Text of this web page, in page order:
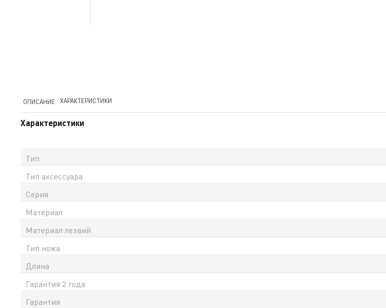
ОПИСАНИЕ ХАРАКТЕРИСТИКИ
Характеристики
Тип
Тип аксессуара
Серия
Материал
Материал лезвий
Тип ножа
Длина
Гарантия 2 года
Гарантия